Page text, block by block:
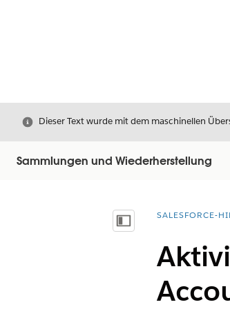
Schließen
Dieser Text wurde mit dem maschinellen
Sammlungen und Wiederherstellung
Inhalt anzeigenSie befinden
SALESFORCE-